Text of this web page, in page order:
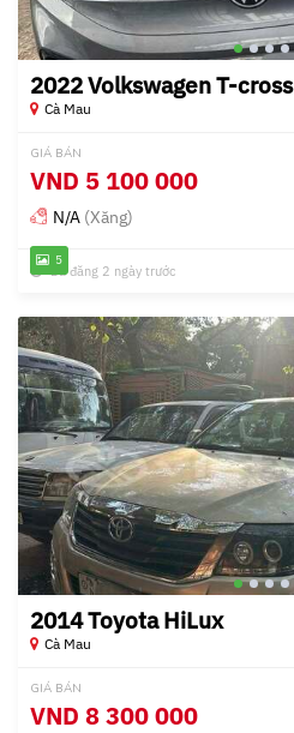
5
2022 Volkswagen T-cross
Cà Mau
GIÁ BÁN
VND 5 100 000
N/A (Xăng)
Đã đăng 2 ngày trước
2014 Toyota HiLux
Cà Mau
GIÁ BÁN
VND 8 300 000